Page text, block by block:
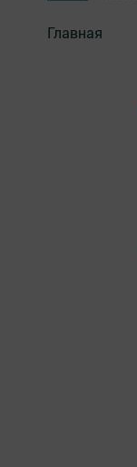
Главная